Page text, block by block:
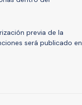
previa de la
será publicado en